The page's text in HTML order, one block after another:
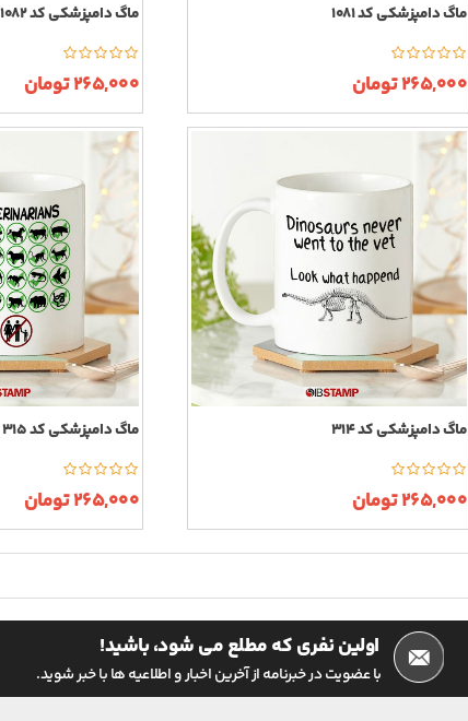
ماگ دامپزشکی کد 1081
265,000 تومان
ماگ دامپزشکی کد 1082
265,000 تومان
ماگ دامپزشکی کد 314
265,000 تومان
ماگ دامپزشکی کد 315
265,000 تومان
اولین نفری که مطلع می شود، باشید!
با عضویت در خبرنامه از آخرین اخبار و اطلاعیه ها با خبر شوید.